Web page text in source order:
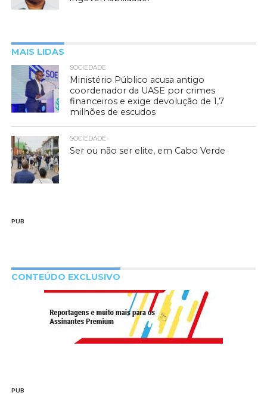
MAIS LIDAS
SOCIEDADE
Ministério Público acusa antigo
coordenador da UASE por crimes
financeiros e exige devolução de 1,7
milhões de escudos
SOCIEDADE
Ser ou não ser elite, em Cabo Verde
PUB
CONTEÚDO EXCLUSIVO
PUB